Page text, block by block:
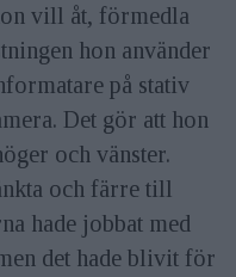
vill åt, förmedla
hon använder
på stativ
Det gör att hon
och vänster.
och färre till
hade jobbat med
det hade blivit för